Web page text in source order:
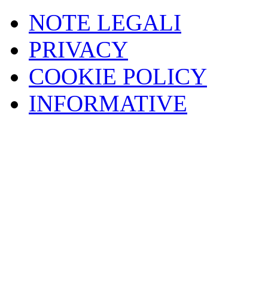
NOTE LEGALI
PRIVACY
COOKIE POLICY
INFORMATIVE